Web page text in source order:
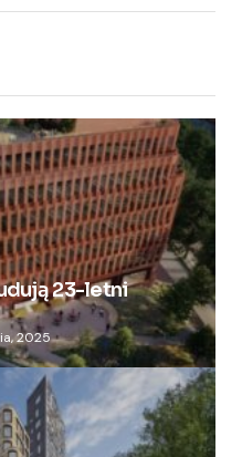
23-letni
2025